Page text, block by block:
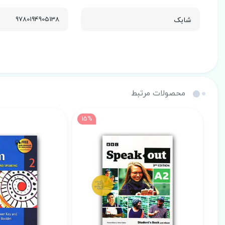
شابک 9780194905138
محصولات مرتبط
15%